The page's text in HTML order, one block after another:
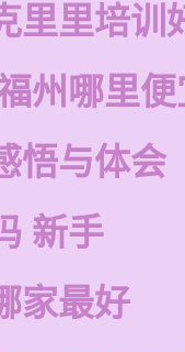
里里培训
州哪里
悟与体会
新手
家最好